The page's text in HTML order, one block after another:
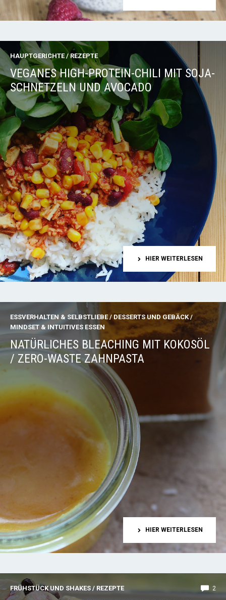
HAUPTGERICHTE/REZEPTE
VEGANES HIGH-PROTEIN-CHILI MIT SOJA-
SCHNETZELN UND AVOCADO
HIER WEITERLESEN
ESSVERHALTEN & SELBSTLIEBE/ DESSERTS UND GEBÄCK/
MINDSET & INTUITIVES ESSEN
NATÜRLICHES BLEACHING MIT KOKOSÖL
/ ZERO-WASTE ZAHNPASTA
HIER WEITERLESEN
FRÜHSTÜCK UND SHAKES / REZEPTE 2